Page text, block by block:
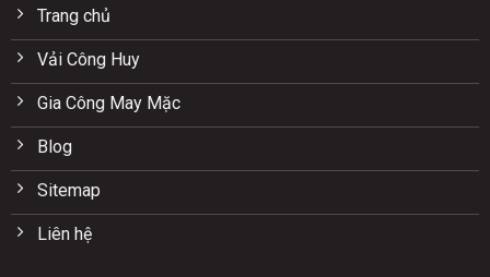
Trang chủ
Vải Công Huy
Gia Công May Mặc
Blog
Sitemap
Liên hệ